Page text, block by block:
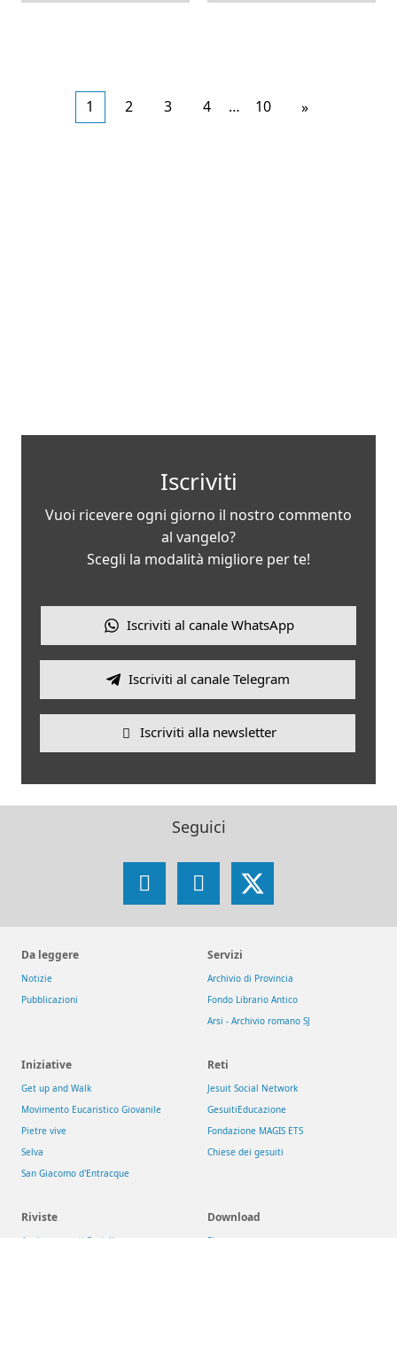
1 2 3 4 … 10
Articoli
»
Iscriviti
Vuoi ricevere ogni giorno il nostro commento
al vangelo?
Scegli la modalità migliore per te!
Iscriviti al canale WhatsApp
Iscriviti al canale Telegram
Iscriviti alla newsletter
Seguici
FacebookInstagram
X
Da leggere
Notizie
Pubblicazioni
Servizi
Archivio di Provincia
Fondo Librario Antico
Arsi - Archivio romano SJ
Iniziative
Get up and Walk
Movimento Eucaristico Giovanile
Pietre vive
Selva
San Giacomo d'Entracque
Reti
Jesuit Social Network
GesuitiEducazione
Fondazione MAGIS ETS
Chiese dei gesuiti
Riviste
Aggiornamenti Sociali
Download
Risorse